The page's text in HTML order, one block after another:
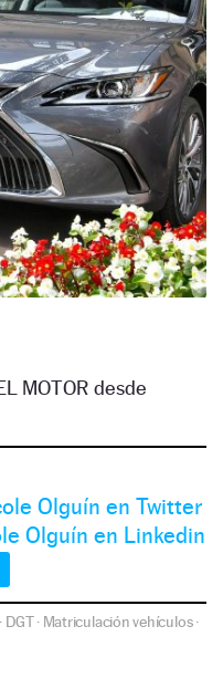
MOTOR desde
Olguín en Twitter
Olguín en Linkedin
DGT· Matriculación vehículos·